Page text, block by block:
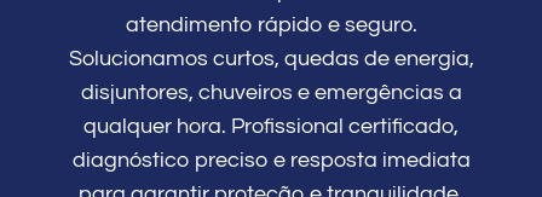
atendimento rápido e seguro.
Solucionamos curtos, quedas de energia,
disjuntores, chuveiros e emergências a
qualquer hora. Profissional certificado,
diagnóstico preciso e resposta imediata